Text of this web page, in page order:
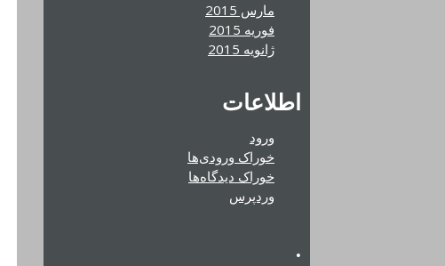
مارس 2015
فوریه 2015
ژانویه 2015
اطلاعات
ورود
خوراک ورودی‌ها
خوراک دیدگاه‌ها
وردپرس
.